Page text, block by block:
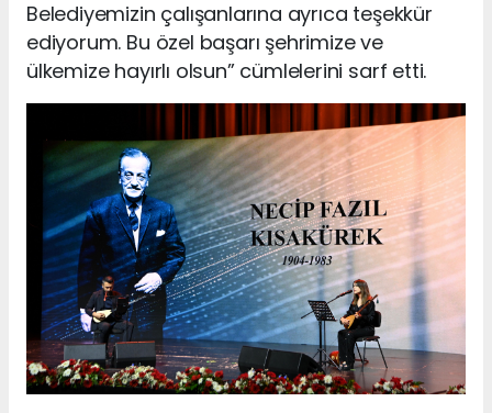
Belediyemizin çalışanlarına ayrıca teşekkür
ediyorum. Bu özel başarı şehrimize ve
ülkemize hayırlı olsun” cümlelerini sarf etti.